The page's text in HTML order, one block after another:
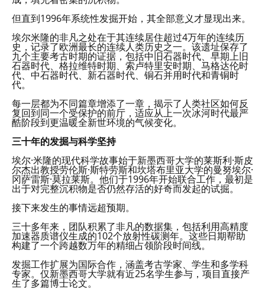
但直到1996年系统性发掘开始，其全部意义才显现出来。
埃尔米隆的非凡之处在于其连续居住超过4万年的连续历
史，记录了欧洲最长的连续人类历史之一。该遗址保存了
九个主要考古时期的证据，包括中旧石器时代、早期上旧
石器时代、格拉维特时期、索卢特里安时期、马格达伦时
代、中石器时代、新石器时代、铜石并用时代和青铜时
代。
每一层都为不同篇章增添了一章，揭示了人类社区如何反
复回到同一个受保护的前厅，适应从上一次冰河时代最严
酷阶段到更温暖全新世环境的气候变化。
三十年的发掘与科学坚持
埃尔·米隆的现代科学故事始于新墨西哥大学的莱斯利·斯皮
尔杰出教授劳伦斯·斯特劳斯和坎塔布里亚大学的曼努埃尔·
冈萨雷斯·莫拉莱斯。他们于1996年开始联合工作，最初是
出于对完整沉积物是否仍然存活的好奇而发起的试掘。
接下来发生的事情远超预期。
三十多年来，团队积累了非凡的数据集，包括利用高精度
加速器质谱仪生成的102个放射性碳测年。这些日期帮助
构建了一个跨越数万年的精细占领阶段时间线。
发掘工作扩展为国际合作，涵盖考古学家、学生和多学科
专家。仅新墨西哥大学就有近25名学生参与，项目直接产
生了多篇博士论文。